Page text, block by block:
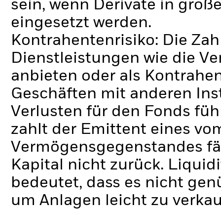
sein, wenn Derivate in
eingesetzt werden.
Kontrahentenrisiko: Die
Dienstleistungen wie die
anbieten oder als
Geschäften mit anderen
Verlusten für den Fonds
zahlt der Emittent eines
Vermögensgegenstandes
Kapital nicht zurück.
bedeutet, dass es nicht
um Anlagen leicht zu